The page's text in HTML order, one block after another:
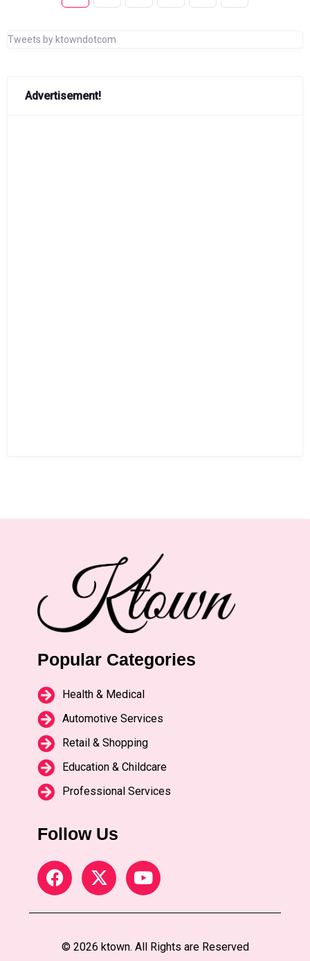
Tweets by ktowndotcom
Advertisement!
Popular Categories
Health & Medical
Automotive Services
Retail & Shopping
Education & Childcare
Professional Services
Follow Us
© 2026 ktown. All Rights are Reserved